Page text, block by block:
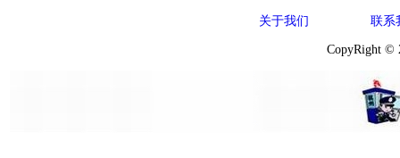
关于我们 联系
CopyRight ©